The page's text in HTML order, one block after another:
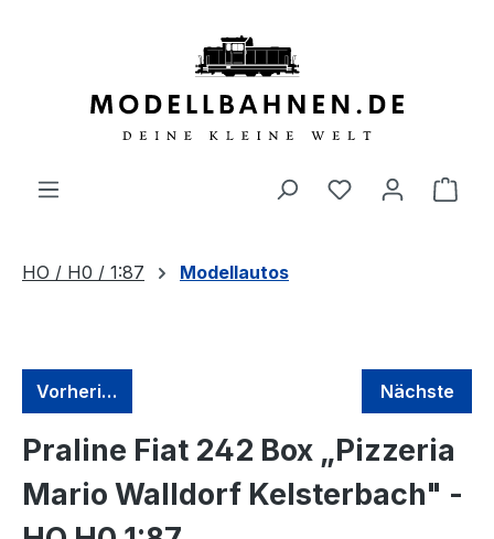
HO / H0 / 1:87 Modellautos
Vorherige Nächste
Praline Fiat 242 Box „Pizzeria
Mario Walldorf Kelsterbach" -